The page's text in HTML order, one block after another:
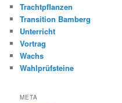
Trachtpflanzen
Transition Bamberg
Unterricht
Vortrag
Wachs
Wahlprüfsteine
META